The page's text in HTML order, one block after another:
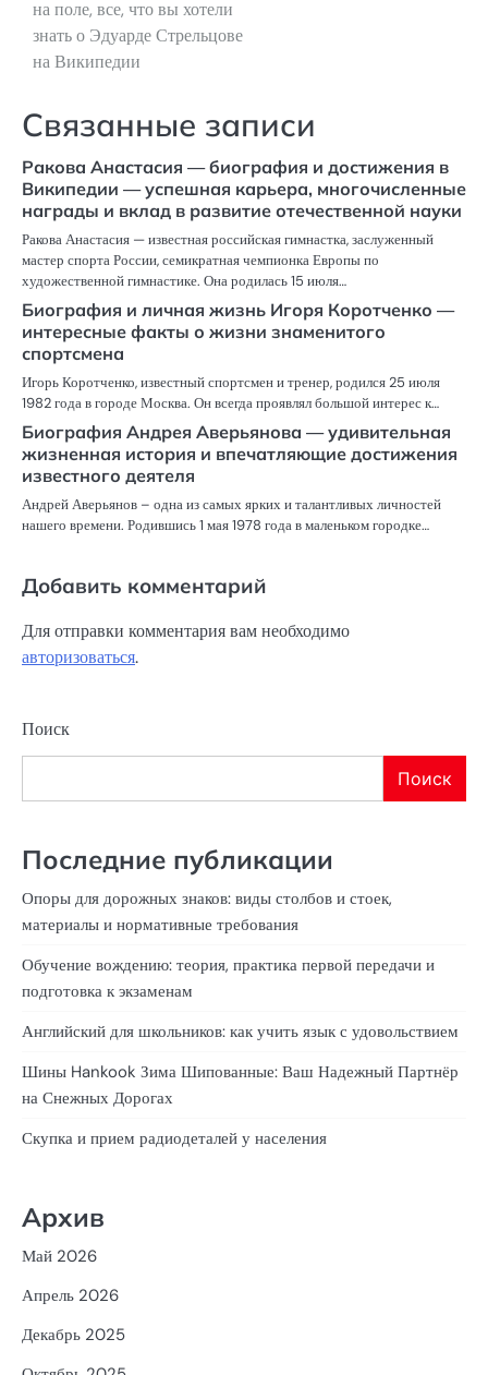
на поле, все, что вы хотели
знать о Эдуарде Стрельцове
на Википедии
Связанные записи
Ракова Анастасия — биография и достижения в
Википедии — успешная карьера, многочисленные
награды и вклад в развитие отечественной науки
Ракова Анастасия — известная российская гимнастка, заслуженный
мастер спорта России, семикратная чемпионка Европы по
художественной гимнастике. Она родилась 15 июля…
Биография и личная жизнь Игоря Коротченко —
интересные факты о жизни знаменитого
спортсмена
Игорь Коротченко, известный спортсмен и тренер, родился 25 июля
1982 года в городе Москва. Он всегда проявлял большой интерес к…
Биография Андрея Аверьянова — удивительная
жизненная история и впечатляющие достижения
известного деятеля
Андрей Аверьянов – одна из самых ярких и талантливых личностей
нашего времени. Родившись 1 мая 1978 года в маленьком городке…
Добавить комментарий
Для отправки комментария вам необходимо
авторизоваться.
Поиск
Поиск
Последние публикации
Опоры для дорожных знаков: виды столбов и стоек,
материалы и нормативные требования
Обучение вождению: теория, практика первой передачи и
подготовка к экзаменам
Английский для школьников: как учить язык с удовольствием
Шины Hankook Зима Шипованные: Ваш Надежный Партнёр
на Снежных Дорогах
Скупка и прием радиодеталей у населения
Архив
Май 2026
Апрель 2026
Декабрь 2025